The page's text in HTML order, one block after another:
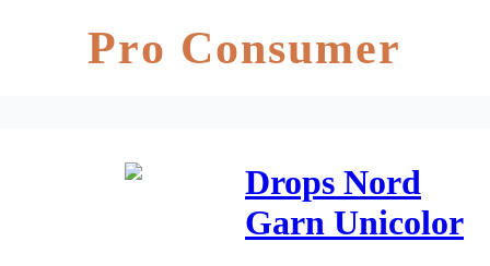
Pro Consumer
Drops Nord
Garn Unicolor